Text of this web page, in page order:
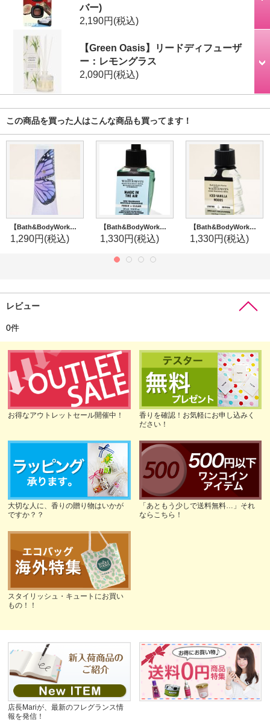
バー)
2,190円(税込)
【Green Oasis】リードディフューザ
ー：レモングラス
2,090円(税込)
この商品を買った人はこんな商品も買ってます！
【Bath&BodyWorks】シアバターハンドクリーム：バタフライ
1,290円(税込)
【Bath&BodyWorks】Wallflowers詰替リフィル：マジックインザエアー
1,330円(税込)
【Bath&BodyWorks】Wallflowers詰替リフィル：アイスバニラウッズ
1,330円(税込)
レビュー
0件
お得なアウトレットセール開催中！
香りを確認！お気軽にお申し込みく
ださい！
大切な人に、香りの贈り物はいかが
ですか？？
「あともう少しで送料無料…」それ
ならこちら！
スタイリッシュ・キュートにお買い
もの！！
店長Mariが、最新のフレグランス情
報を発信！